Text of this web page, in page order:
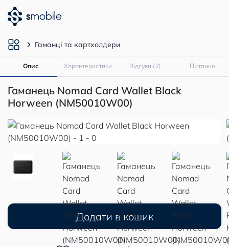
Гаманці та картхолдери
Опис Характеристики Відгуки (2) Питання
Гаманець Nomad Card Wallet Black
Horween (NM50010W00)
Додати в кошик